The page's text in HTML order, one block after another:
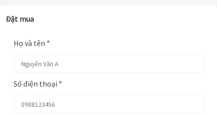
Đặt mua
Họ và tên *
Số điện thoại *